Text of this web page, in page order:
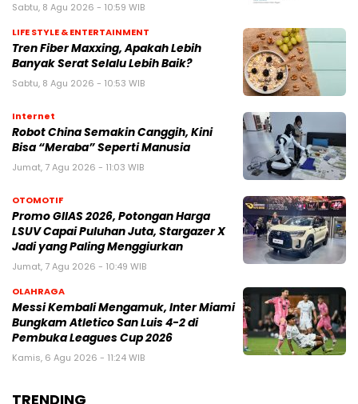
Sabtu, 8 Agu 2026 - 10:59 WIB
LIFE STYLE & ENTERTAINMENT
Tren Fiber Maxxing, Apakah Lebih
Banyak Serat Selalu Lebih Baik?
Sabtu, 8 Agu 2026 - 10:53 WIB
Internet
Robot China Semakin Canggih, Kini
Bisa “Meraba” Seperti Manusia
Jumat, 7 Agu 2026 - 11:03 WIB
OTOMOTIF
Promo GIIAS 2026, Potongan Harga
LSUV Capai Puluhan Juta, Stargazer X
Jadi yang Paling Menggiurkan
Jumat, 7 Agu 2026 - 10:49 WIB
OLAHRAGA
Messi Kembali Mengamuk, Inter Miami
Bungkam Atletico San Luis 4-2 di
Pembuka Leagues Cup 2026
Kamis, 6 Agu 2026 - 11:24 WIB
TRENDING